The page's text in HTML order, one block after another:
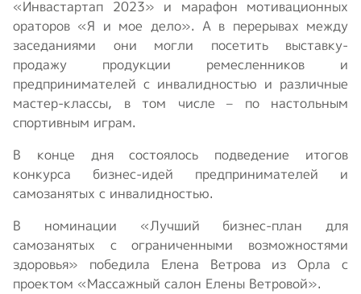
«Инвастартап 2023» и марафон мотивационных
ораторов «Я и мое дело». А в перерывах между
заседаниями они могли посетить выставку-
продажу продукции ремесленников и
предпринимателей с инвалидностью и различные
мастер-классы, в том числе – по настольным
спортивным играм.
В конце дня состоялось подведение итогов
конкурса бизнес-идей предпринимателей и
самозанятых с инвалидностью.
В номинации «Лучший бизнес-план для
самозанятых с ограниченными возможностями
здоровья» победила Елена Ветрова из Орла с
проектом «Массажный салон Елены Ветровой».